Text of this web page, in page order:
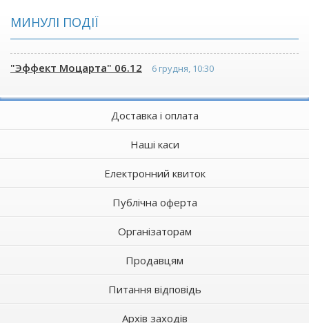
МИНУЛІ ПОДІЇ
"Эффект Моцарта" 06.12 6 грудня, 10:30
Доставка і оплата
Наші каси
Електронний квиток
Публічна оферта
Організаторам
Продавцям
Питання відповідь
Архів заходів